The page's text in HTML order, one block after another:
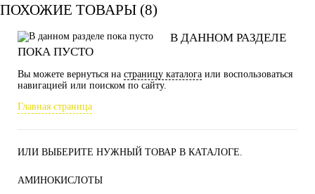
ПОХОЖИЕ ТОВАРЫ (8)
В ДАННОМ РАЗДЕЛЕ
ПОКА ПУСТО
Вы можете вернуться на страницу каталога или воспользоваться
навигацией или поиском по сайту.
Главная страница
ИЛИ ВЫБЕРИТЕ НУЖНЫЙ ТОВАР В КАТАЛОГЕ.
АМИНОКИСЛОТЫ